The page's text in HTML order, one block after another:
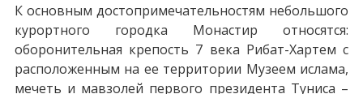
К основным достопримечательностям небольшого
курортного городка Монастир относятся:
оборонительная крепость 7 века Рибат-Хартем с
расположенным на ее территории Музеем ислама,
мечеть и мавзолей первого президента Туниса –